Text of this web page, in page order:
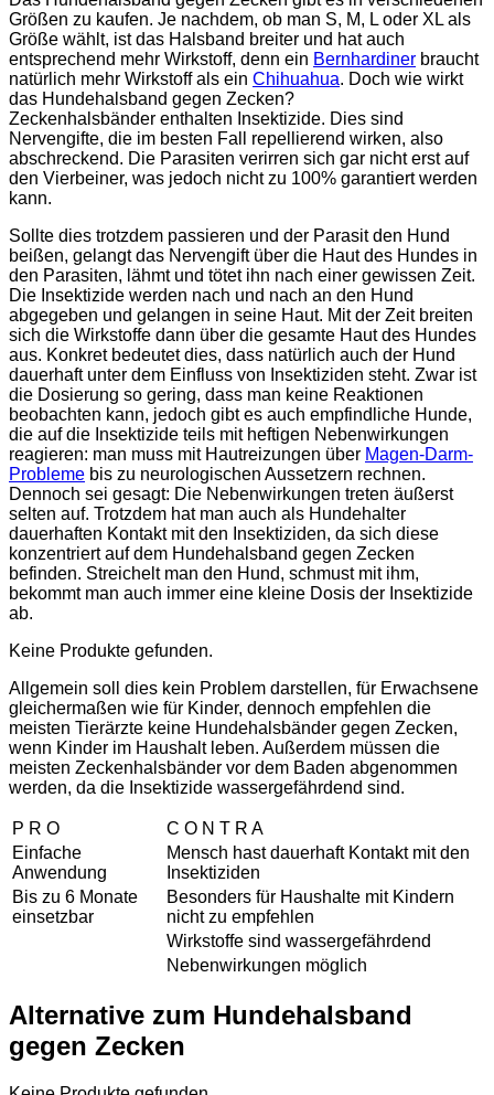
Größen zu kaufen. Je nachdem, ob man S, M, L oder XL als
Größe wählt, ist das Halsband breiter und hat auch
entsprechend mehr Wirkstoff, denn ein Bernhardiner braucht
natürlich mehr Wirkstoff als ein Chihuahua. Doch wie wirkt
das Hundehalsband gegen Zecken?
Zeckenhalsbänder enthalten Insektizide. Dies sind
Nervengifte, die im besten Fall repellierend wirken, also
abschreckend. Die Parasiten verirren sich gar nicht erst auf
den Vierbeiner, was jedoch nicht zu 100% garantiert werden
kann.
Sollte dies trotzdem passieren und der Parasit den Hund
beißen, gelangt das Nervengift über die Haut des Hundes in
den Parasiten, lähmt und tötet ihn nach einer gewissen Zeit.
Die Insektizide werden nach und nach an den Hund
abgegeben und gelangen in seine Haut. Mit der Zeit breiten
sich die Wirkstoffe dann über die gesamte Haut des Hundes
aus. Konkret bedeutet dies, dass natürlich auch der Hund
dauerhaft unter dem Einfluss von Insektiziden steht. Zwar ist
die Dosierung so gering, dass man keine Reaktionen
beobachten kann, jedoch gibt es auch empfindliche Hunde,
die auf die Insektizide teils mit heftigen Nebenwirkungen
reagieren: man muss mit Hautreizungen über Magen-Darm-
Probleme bis zu neurologischen Aussetzern rechnen.
Dennoch sei gesagt: Die Nebenwirkungen treten äußerst
selten auf. Trotzdem hat man auch als Hundehalter
dauerhaften Kontakt mit den Insektiziden, da sich diese
konzentriert auf dem Hundehalsband gegen Zecken
befinden. Streichelt man den Hund, schmust mit ihm,
bekommt man auch immer eine kleine Dosis der Insektizide
ab.
Keine Produkte gefunden.
Allgemein soll dies kein Problem darstellen, für Erwachsene
gleichermaßen wie für Kinder, dennoch empfehlen die
meisten Tierärzte keine Hundehalsbänder gegen Zecken,
wenn Kinder im Haushalt leben. Außerdem müssen die
meisten Zeckenhalsbänder vor dem Baden abgenommen
werden, da die Insektizide wassergefährdend sind.
P R O
C O N T R A
Einfache
Anwendung
Mensch hast dauerhaft Kontakt mit den
Insektiziden
Bis zu 6 Monate
einsetzbar
Besonders für Haushalte mit Kindern
nicht zu empfehlen
Wirkstoffe sind wassergefährdend
Nebenwirkungen möglich
Alternative zum Hundehalsband
gegen Zecken